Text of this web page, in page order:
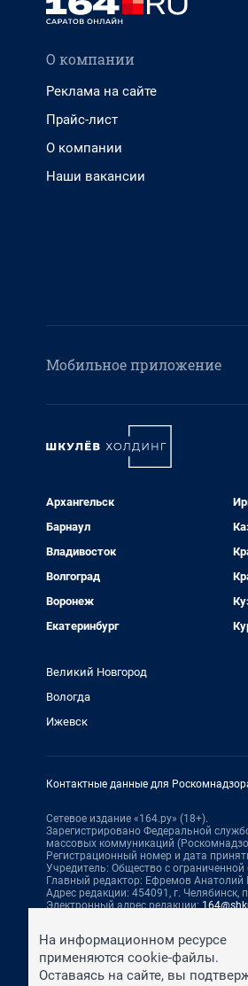
О компании
Реклама на сайте
Прайс-лист
О компании
Наши вакансии
Мобильное приложение
Архангельск
Барнаул
Владивосток
Волгоград
Воронеж
Екатеринбург
Великий Новгород
Вологда
Ижевск
Контактные данные для
Сетевое издание «164.ру» (18+).
Зарегистрировано Федеральной
массовых коммуникаций
Регистрационный номер и дата
Учредитель: Общество с
Главный редактор: Ефремов Анатолий
Адрес редакции: 454091, г. Челябинск,
Электронный адрес редакции:
Контактные данные для
По вопросам коммерческого
Жапарова Жанна, менеджер по
zhanna.zhaparova@shkulev.ru , моб. + 7
На информационном ресурсе
применяются cookie-файлы.
Оставаясь на сайте, вы